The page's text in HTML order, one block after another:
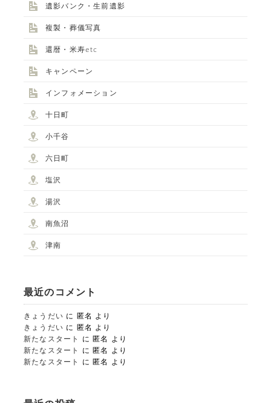
STUDIO事業部
PHOTO STUDIO KANEKO
tel.025-752-3127
遺影バンク・生前遺影
複製・葬儀写真
還暦・米寿etc
キャンペーン
インフォメーション
十日町
小千谷
六日町
塩沢
湯沢
南魚沼
津南
最近のコメント
きょうだい に 匿名 より
きょうだい に 匿名 より
新たなスタート
に 匿名
より
新たなスタート
に 匿名
より
新たなスタート
に 匿名 より